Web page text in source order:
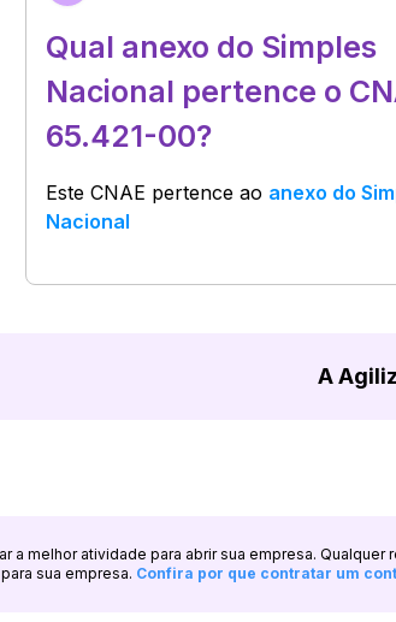
Qual anexo do Simples
Nacional pertence o
65.421-00?
Este CNAE pertence ao anexo do
Nacional
A
a melhor atividade para abrir sua empresa.
sua empresa. Confira por que contratar um